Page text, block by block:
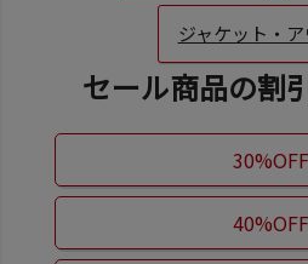
ジャケット・
セール商品の割
30%OFF
40%OFF